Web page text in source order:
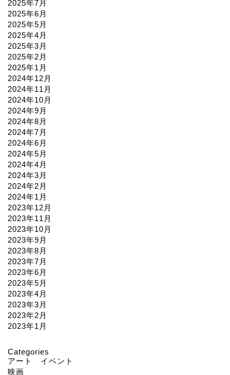
2025年7月
2025年6月
2025年5月
2025年4月
2025年3月
2025年2月
2025年1月
2024年12月
2024年11月
2024年10月
2024年9月
2024年8月
2024年7月
2024年6月
2024年5月
2024年4月
2024年3月
2024年2月
2024年1月
2023年12月
2023年11月
2023年10月
2023年9月
2023年8月
2023年7月
2023年6月
2023年5月
2023年4月
2023年3月
2023年2月
2023年1月
Categories
アート イベント
映画